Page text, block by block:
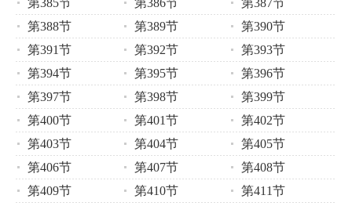
第385节
第386节
第387节
第388节
第389节
第390节
第391节
第392节
第393节
第394节
第395节
第396节
第397节
第398节
第399节
第400节
第401节
第402节
第403节
第404节
第405节
第406节
第407节
第408节
第409节
第410节
第411节